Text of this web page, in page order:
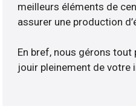
meilleurs éléments de
assurer une production
En bref, nous gérons tout
jouir pleinement de votre